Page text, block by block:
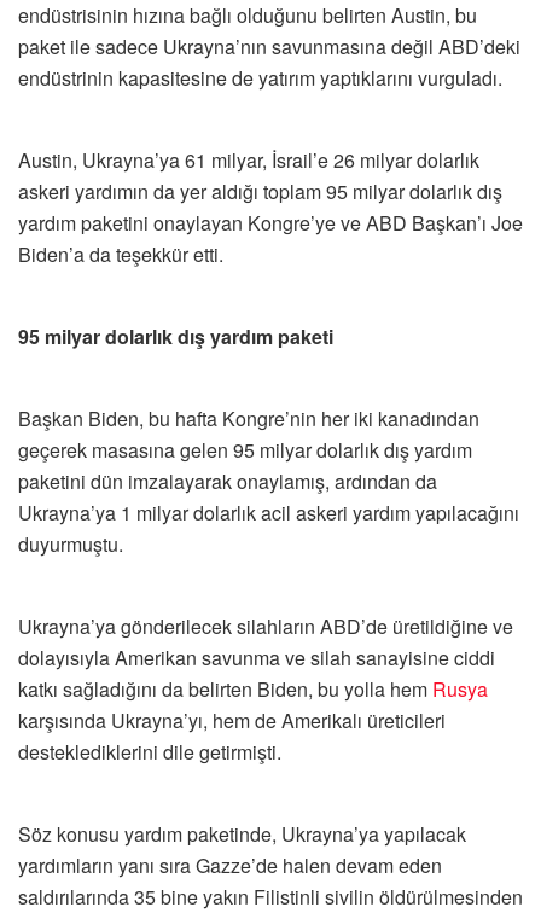
endüstrisinin hızına bağlı olduğunu belirten Austin, bu
paket ile sadece Ukrayna’nın savunmasına değil ABD’deki
endüstrinin kapasitesine de yatırım yaptıklarını vurguladı.
Austin, Ukrayna’ya 61 milyar, İsrail’e 26 milyar dolarlık
askeri yardımın da yer aldığı toplam 95 milyar dolarlık dış
yardım paketini onaylayan Kongre’ye ve ABD Başkan’ı Joe
Biden’a da teşekkür etti.
95 milyar dolarlık dış yardım paketi
Başkan Biden, bu hafta Kongre’nin her iki kanadından
geçerek masasına gelen 95 milyar dolarlık dış yardım
paketini dün imzalayarak onaylamış, ardından da
Ukrayna’ya 1 milyar dolarlık acil askeri yardım yapılacağını
duyurmuştu.
Ukrayna’ya gönderilecek silahların ABD’de üretildiğine ve
dolayısıyla Amerikan savunma ve silah sanayisine ciddi
katkı sağladığını da belirten Biden, bu yolla hem Rusya
karşısında Ukrayna’yı, hem de Amerikalı üreticileri
desteklediklerini dile getirmişti.
Söz konusu yardım paketinde, Ukrayna’ya yapılacak
yardımların yanı sıra Gazze’de halen devam eden
saldırılarında 35 bine yakın Filistinli sivilin öldürülmesinden